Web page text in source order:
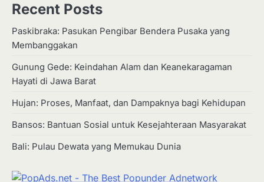
Recent Posts
Paskibraka: Pasukan Pengibar Bendera Pusaka yang
Membanggakan
Gunung Gede: Keindahan Alam dan Keanekaragaman
Hayati di Jawa Barat
Hujan: Proses, Manfaat, dan Dampaknya bagi Kehidupan
Bansos: Bantuan Sosial untuk Kesejahteraan Masyarakat
Bali: Pulau Dewata yang Memukau Dunia